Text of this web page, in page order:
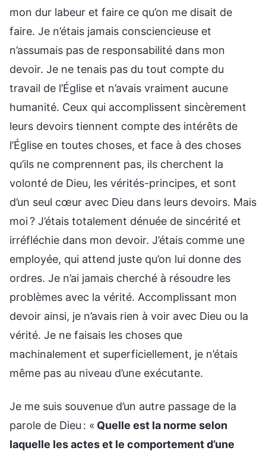
mon dur labeur et faire ce qu’on me disait de
faire. Je n’étais jamais consciencieuse et
n’assumais pas de responsabilité dans mon
devoir. Je ne tenais pas du tout compte du
travail de l’Église et n’avais vraiment aucune
humanité. Ceux qui accomplissent sincèrement
leurs devoirs tiennent compte des intérêts de
l’Église en toutes choses, et face à des choses
qu’ils ne comprennent pas, ils cherchent la
volonté de Dieu, les vérités-principes, et sont
d’un seul cœur avec Dieu dans leurs devoirs. Mais
moi ? J’étais totalement dénuée de sincérité et
irréfléchie dans mon devoir. J’étais comme une
employée, qui attend juste qu’on lui donne des
ordres. Je n’ai jamais cherché à résoudre les
problèmes avec la vérité. Accomplissant mon
devoir ainsi, je n’avais rien à voir avec Dieu ou la
vérité. Je ne faisais les choses que
machinalement et superficiellement, je n’étais
même pas au niveau d’une exécutante.
Je me suis souvenue d’un autre passage de la
parole de Dieu : « Quelle est la norme selon
laquelle les actes et le comportement d’une